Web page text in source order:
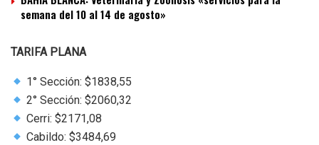
semana del 10 al 14 de agosto»
TARIFA PLANA
1° Sección: $1838,55
2° Sección: $2060,32
Cerri: $2171,08
Cabildo: $3484,69